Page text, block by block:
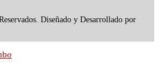
Diseñado y Desarrollado por